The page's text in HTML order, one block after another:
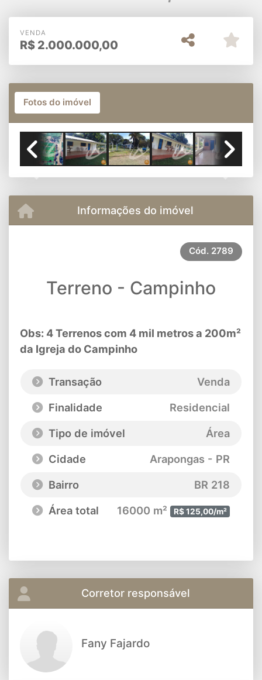
VENDA
R$ 2.000.000,00
Fotos do imóvel
Informações do imóvel
Cód. 2789
Terreno - Campinho
Obs: 4 Terrenos com 4 mil metros a 200m²
da Igreja do Campinho
Transação
Venda
Finalidade
Residencial
Tipo de imóvel
Área
Cidade
Arapongas - PR
Bairro
BR 218
Área total
16000 m² R$ 125,00/m²
Corretor responsável
Fany Fajardo